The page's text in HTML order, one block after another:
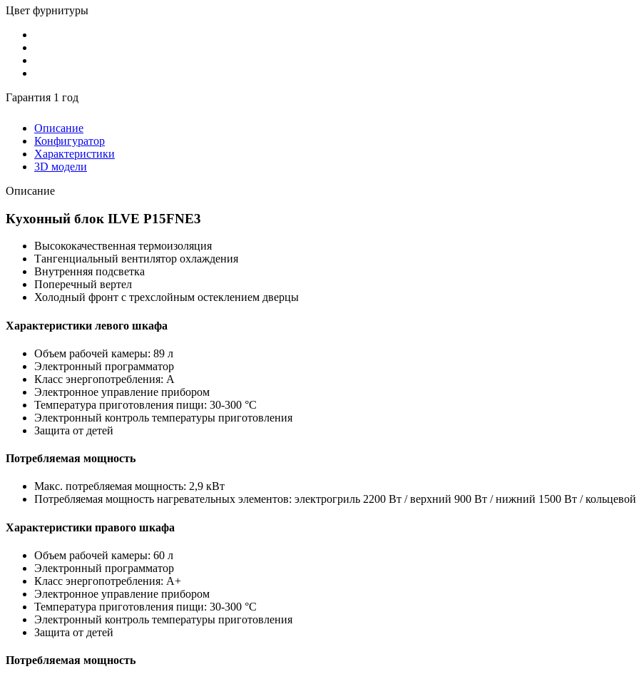
Цвет фурнитуры
Гарантия 1 год
Описание
Конфигуратор
Характеристики
3D модели
Описание
Кухонный блок ILVE P15FNE3
Высококачественная термоизоляция
Тангенциальный вентилятор охлаждения
Внутренняя подсветка
Поперечный вертел
Холодный фронт с трехслойным остеклением дверцы
Характеристики левого шкафа
Объем рабочей камеры: 89 л
Электронный программатор
Класс энергопотребления: A
Электронное управление прибором
Температура приготовления пищи: 30-300 °C
Электронный контроль температуры приготовления
Защита от детей
Потребляемая мощность
Макс. потребляемая мощность: 2,9 кВт
Потребляемая мощность нагревательных элементов: электрогриль 2200 Вт / верхний 900 Вт / нижний 1500 Вт /
Характеристики правого шкафа
Объем рабочей камеры: 60 л
Электронный программатор
Класс энергопотребления: A+
Электронное управление прибором
Температура приготовления пищи: 30-300 °C
Электронный контроль температуры приготовления
Защита от детей
Потребляемая мощность